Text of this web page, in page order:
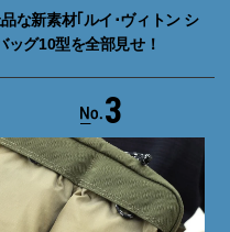
な新素材｢ルイ･ヴィトン シ
ッグ10型を全部見せ！
3